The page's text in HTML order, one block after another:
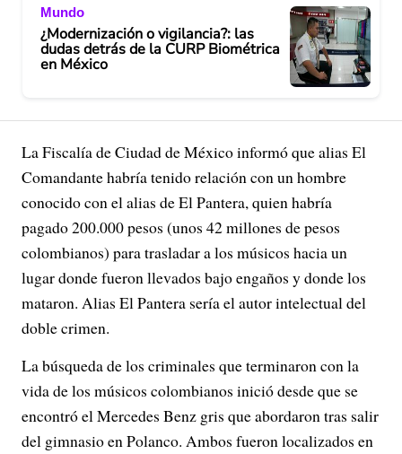
Mundo
¿Modernización o vigilancia?: las
dudas detrás de la CURP Biométrica
en México
La Fiscalía de Ciudad de México informó que alias El
Comandante habría tenido relación con un hombre
conocido con el alias de El Pantera, quien habría
pagado 200.000 pesos (unos 42 millones de pesos
colombianos) para trasladar a los músicos hacia un
lugar donde fueron llevados bajo engaños y donde los
mataron. Alias El Pantera sería el autor intelectual del
doble crimen.
La búsqueda de los criminales que terminaron con la
vida de los músicos colombianos inició desde que se
encontró el Mercedes Benz gris que abordaron tras salir
del gimnasio en Polanco. Ambos fueron localizados en